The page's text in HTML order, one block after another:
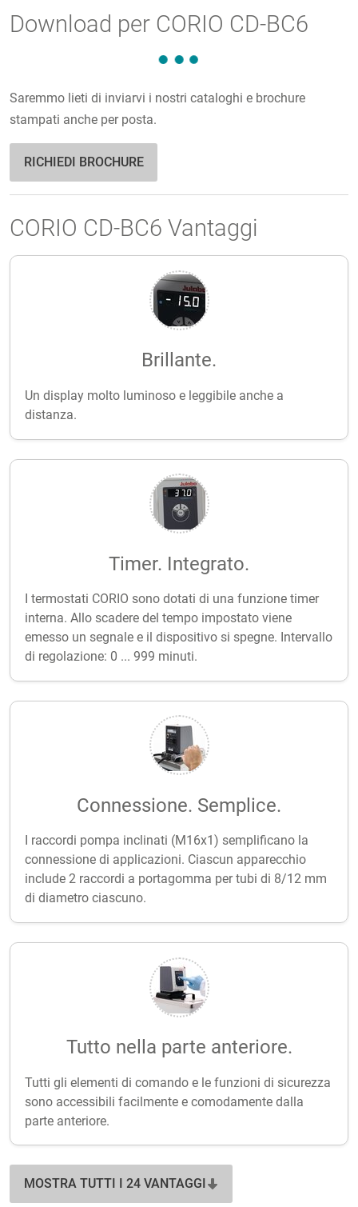
Download per CORIO CD-BC6
Saremmo lieti di inviarvi i nostri cataloghi e brochure
stampati anche per posta.
RICHIEDI BROCHURE
CORIO CD-BC6 Vantaggi
Brillante.
Un display molto luminoso e leggibile anche a
distanza.
Timer. Integrato.
I termostati CORIO sono dotati di una funzione timer
interna. Allo scadere del tempo impostato viene
emesso un segnale e il dispositivo si spegne. Intervallo
di regolazione: 0 ... 999 minuti.
Connessione. Semplice.
I raccordi pompa inclinati (M16x1) semplificano la
connessione di applicazioni. Ciascun apparecchio
include 2 raccordi a portagomma per tubi di 8/12 mm
di diametro ciascuno.
Tutto nella parte anteriore.
Tutti gli elementi di comando e le funzioni di sicurezza
sono accessibili facilmente e comodamente dalla
parte anteriore.
MOSTRA TUTTI I 24 VANTAGGI